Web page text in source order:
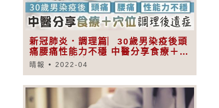
新冠肺炎．調理篇︳30歲男染疫後頭
痛腰痛性能力不穩 中醫分享食療＋穴
位調理後遺症
晴報 2022-04